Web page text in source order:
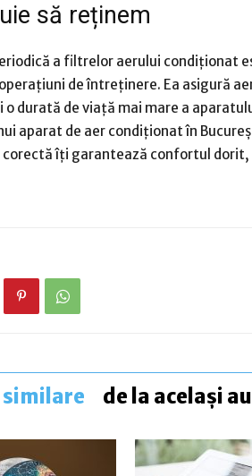
să reținem
a filtrelor aerului condiționat
de întreținere. Ea asigură
o durată de viață mai mare a
aparat de aer condiționat în
îți garantează confortul dorit,
de la același